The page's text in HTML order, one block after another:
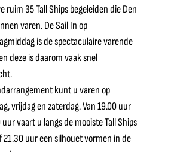
ruim 35 Tall Ships begeleiden die Den
varen. De Sail In op
is de spectaculaire varende
deze is daarom vaak snel
kunt u varen op
vrijdag en zaterdag. Van 19.00 uur
vaart u langs de mooiste Tall Ships
21.30 uur een silhouet vormen in de